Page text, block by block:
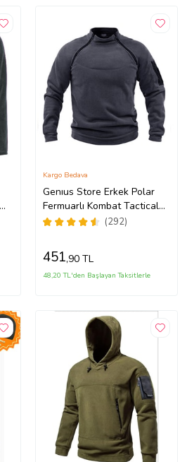
Genıus Store Erkek Polar
Fermuarlı Kombat Tactical
Cepli Outdoor Polar (Füme)
(292)
Kargo Bedava
451,90 TL
48,20 TL'den Başlayan Taksitlerle